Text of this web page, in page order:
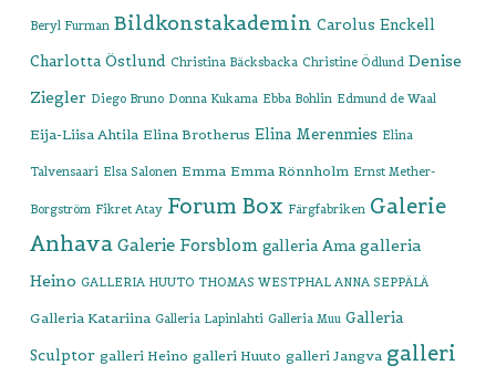
Beryl Furman Bildkonstakademin Carolus Enckell
Charlotta Östlund Christina Bäcksbacka Christine Ödlund Denise
Ziegler Diego Bruno Donna Kukama Ebba Bohlin Edmund de Waal
Eija-Liisa Ahtila Elina Brotherus Elina Merenmies Elina
Talvensaari Elsa Salonen Emma Emma Rönnholm Ernst Mether-
Borgström Fikret Atay Forum Box Färgfabriken Galerie
Anhava Galerie Forsblom galleria Ama galleria
Heino GALLERIA HUUTO THOMAS WESTPHAL ANNA SEPPÄLÄ
Galleria Katariina Galleria Lapinlahti Galleria Muu Galleria
Sculptor galleri Heino galleri Huuto galleri Jangva galleri